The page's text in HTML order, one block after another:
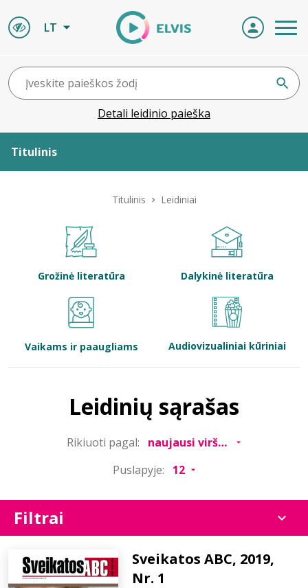
LT
Detali leidinio paieška
Titulinis
Bibliotekoms
Titulinis Leidiniai
Grožinė literatūra Dalykinė literatūra
Vaikams ir paaugliams Audiovizualiniai kūriniai
Leidinių sąrašas
Rikiuoti pagal:
Puslapyje:
Filtrai
Sveikatos ABC, 2019,
Nr. 1